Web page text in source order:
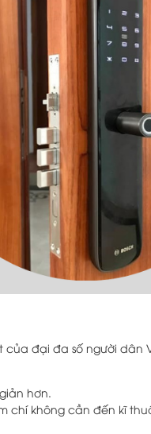
của đại đa số người dân
hơn.
chí không cần đến kĩ